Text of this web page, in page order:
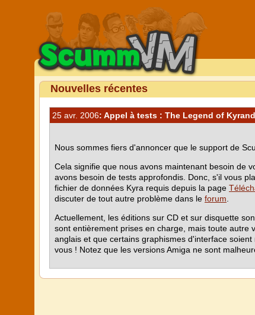
Nouvelles récentes
25 avr. 2006: Appel à tests : The Legend of
Nous sommes fiers d'annoncer que le support de
Cela signifie que nous avons maintenant besoin de
avons besoin de tests approfondis. Donc, s'il vous
fichier de données Kyra requis depuis la page
discuter de tout autre problème dans le forum
Actuellement, les éditions sur CD et sur disquette
sont entièrement prises en charge, mais toute autre
anglais et que certains graphismes d'interface
vous ! Notez que les versions Amiga ne sont